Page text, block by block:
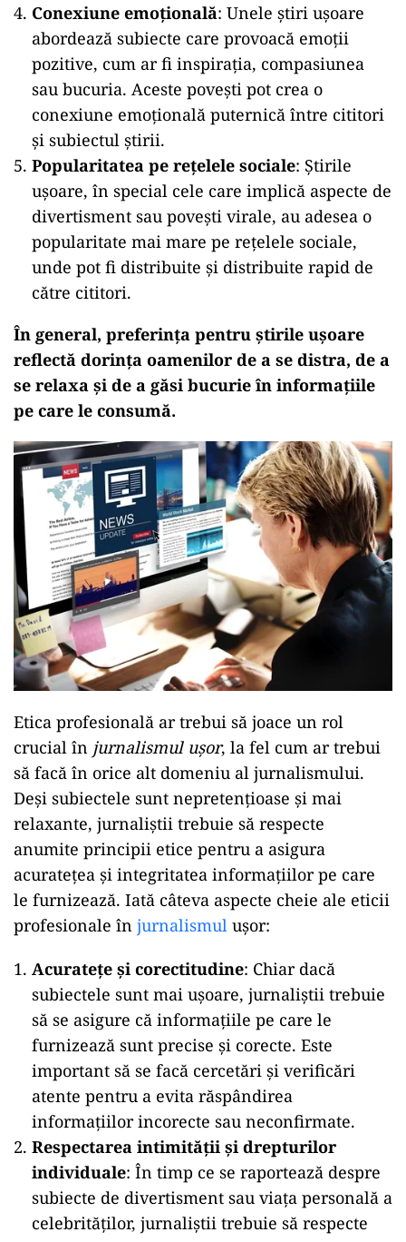
Conexiune emoțională: Unele știri ușoare
abordează subiecte care provoacă emoții
pozitive, cum ar fi inspirația, compasiunea
sau bucuria. Aceste povești pot crea o
conexiune emoțională puternică între cititori
și subiectul știrii.
Popularitatea pe rețelele sociale: Știrile
ușoare, în special cele care implică aspecte de
divertisment sau povești virale, au adesea o
popularitate mai mare pe rețelele sociale,
unde pot fi distribuite și distribuite rapid de
către cititori.
În general, preferința pentru știrile ușoare
reflectă dorința oamenilor de a se distra, de a
se relaxa și de a găsi bucurie în informațiile
pe care le consumă.
Etica profesională ar trebui să joace un rol
crucial în jurnalismul ușor, la fel cum ar trebui
să facă în orice alt domeniu al jurnalismului.
Deși subiectele sunt nepretențioase și mai
relaxante, jurnaliștii trebuie să respecte
anumite principii etice pentru a asigura
acuratețea și integritatea informațiilor pe care
le furnizează. Iată câteva aspecte cheie ale eticii
profesionale în jurnalismul ușor:
Acuratețe și corectitudine: Chiar dacă
subiectele sunt mai ușoare, jurnaliștii trebuie
să se asigure că informațiile pe care le
furnizează sunt precise și corecte. Este
important să se facă cercetări și verificări
atente pentru a evita răspândirea
informațiilor incorecte sau neconfirmate.
Respectarea intimității și drepturilor
individuale: În timp ce se raportează despre
subiecte de divertisment sau viața personală a
celebrităților, jurnaliștii trebuie să respecte